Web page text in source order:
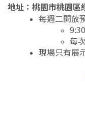
地址：桃園市桃園區
每週二開放
每次
現場只有展